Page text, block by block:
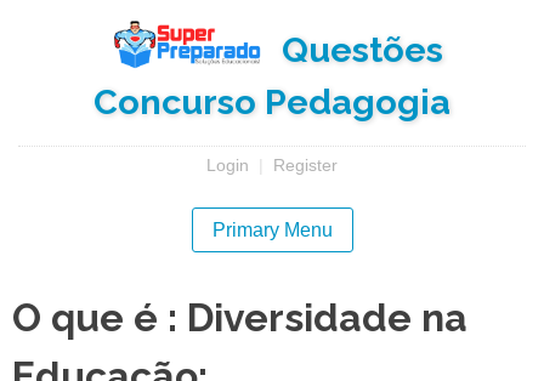
Questões
Concurso Pedagogia
Login | Register
Primary Menu
O que é : Diversidade na